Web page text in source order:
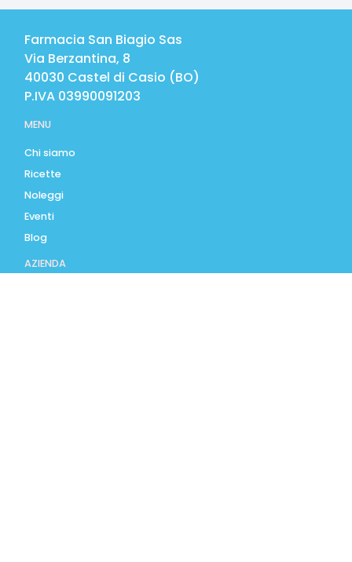
Farmacia San Biagio Sas
Via Berzantina, 8
40030 Castel di Casio (BO)
P.IVA 03990091203
MENU
Chi siamo
Ricette
Noleggi
Eventi
Blog
AZIENDA